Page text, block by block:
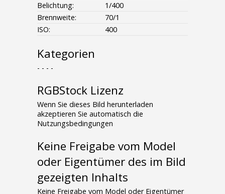
Belichtung:
1/400
Brennweite:
70/1
ISO:
400
Kategorien
- - - -
RGBStock Lizenz
Wenn Sie dieses Bild herunterladen
akzeptieren Sie automatisch die
Nutzungsbedingungen
Keine Freigabe vom Model
oder Eigentümer des im Bild
gezeigten Inhalts
Keine Freigabe vom Model oder Eigentümer